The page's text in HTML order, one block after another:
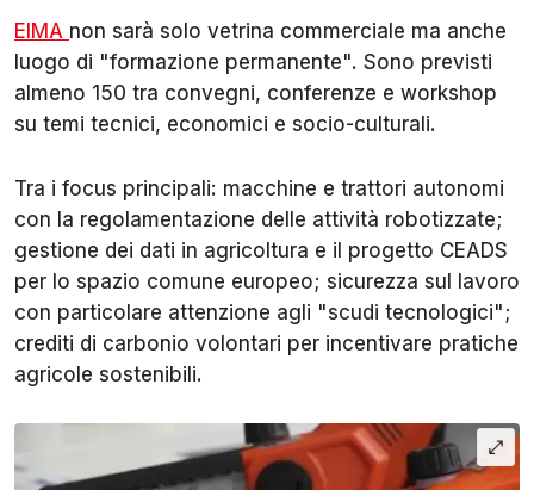
EIMA non sarà solo vetrina commerciale ma anche
luogo di "formazione permanente". Sono previsti
almeno 150 tra convegni, conferenze e workshop
su temi tecnici, economici e socio-culturali.
Tra i focus principali: macchine e trattori autonomi
con la regolamentazione delle attività robotizzate;
gestione dei dati in agricoltura e il progetto CEADS
per lo spazio comune europeo; sicurezza sul lavoro
con particolare attenzione agli "scudi tecnologici";
crediti di carbonio volontari per incentivare pratiche
agricole sostenibili.